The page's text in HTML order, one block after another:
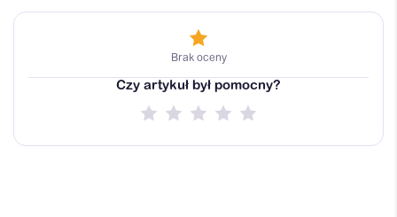
Brak oceny
Czy artykuł był pomocny?